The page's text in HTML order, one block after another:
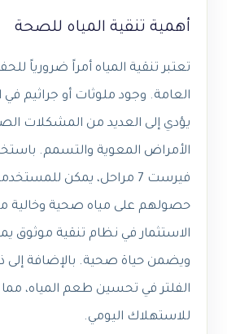
أهمية تنقية المياه للصحة
تعتبر تنقية المياه أمراً ضرورياً
العامة. وجود ملوثات أو جراثيم في
يؤدي إلى العديد من المشكلات
الأمراض المعوية والتسمم.
فيرست 7 مراحل، يمكن
حصولهم على مياه صحية وخالية
الاستثمار في نظام تنقية موثوق
ويضمن حياة صحية. بالإضافة إلى
الفلتر في تحسين طعم المياه، مما
للاستهلاك اليومي.